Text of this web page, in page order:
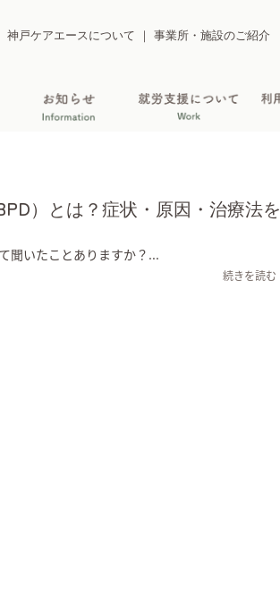
神戸ケアエースについて ｜ 事業所・施設のご紹介
）とは？症状・原因・治療法を
聞いたことありますか？...
続きを読む